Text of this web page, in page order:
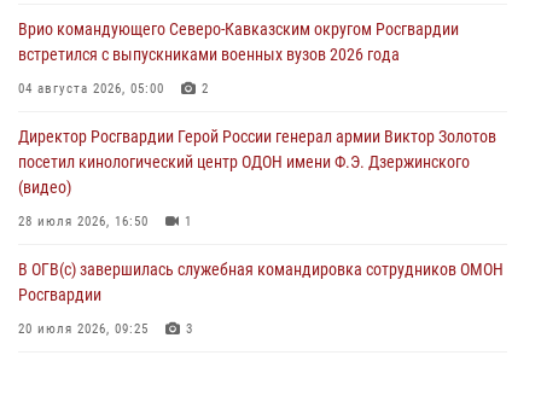
07 августа 2026, 11:33
Рэпер ST посетил раненых росгвардейцев в Главном военном
07 августа 2026, 11:18
Врио командующего Северо-Кавказским округом Росгвардии
встретился с выпускниками военных вузов 2026 года
04 августа 2026, 05:00 2
Директор Росгвардии Герой России генерал армии Виктор Золотов
посетил кинологический центр ОДОН имени Ф.Э. Дзержинского
(видео)
28 июля 2026, 16:50 1
В ОГВ(с) завершилась служебная командировка сотрудников ОМОН
Росгвардии
20 июля 2026, 09:25 3